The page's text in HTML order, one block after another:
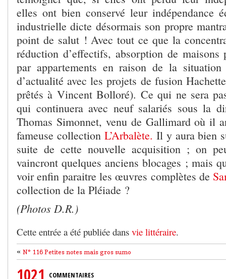
elles ont bien conservé leur indépendance
industrielle dicte désormais son propre
point de salut ! Avec tout ce que la
réduction d’effectifs, absorption de maisons
par appartements en raison de la situation
d’actualité avec les projets de fusion
prêtés à Vincent Bolloré). Ce qui ne sera
qui continuera avec neuf salariés sous la
Thomas Simonnet, venu de Gallimard où il
fameuse collection L’Arbalète. Il y aura bien
suite de cette nouvelle acquisition ; on
vaincront quelques anciens blocages ; mais
voir enfin paraitre les œuvres complètes de
collection de la Pléiade ?
(Photos D.R.)
Cette entrée a été publiée dans vie littéraire.
« N° 116 Petites notes mais gros sumo
1021 COMMENTAIRES